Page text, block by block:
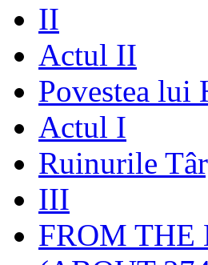
II
Actul II
Povestea lui
Actul I
Ruinurile
III
FROM